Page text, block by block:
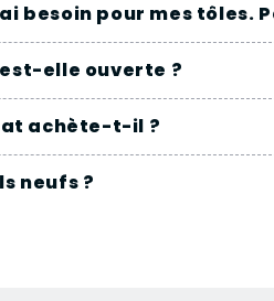
besoin pour mes tôles.
elle ouverte ?
achète-t-il ?
neufs ?